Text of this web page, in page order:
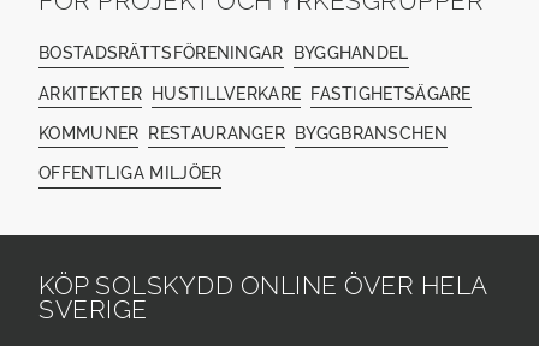
BOSTADSRÄTTSFÖRENINGAR BYGGHANDEL
ARKITEKTER HUSTILLVERKARE FASTIGHETSÄGARE
KOMMUNER RESTAURANGER BYGGBRANSCHEN
OFFENTLIGA MILJÖER
KÖP SOLSKYDD ONLINE ÖVER HELA
SVERIGE